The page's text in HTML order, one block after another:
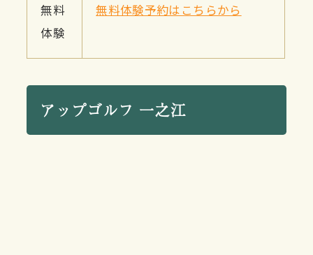
無料
体験
無料体験予約はこちらから
アップゴルフ 一之江